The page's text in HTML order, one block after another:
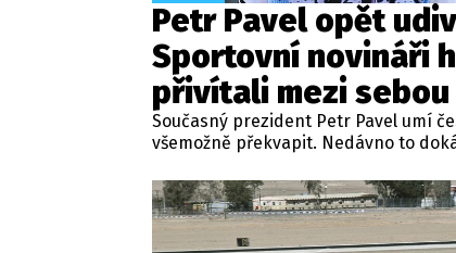
Petr Pavel opět
Sportovní novináři
přivítali mezi sebou
Současný prezident Petr Pavel umí
všemožně překvapit. Nedávno to
Maďarsku. Nyní se v té souvislosti
členem Klubu sportovních novinářů
republiky (KSN).